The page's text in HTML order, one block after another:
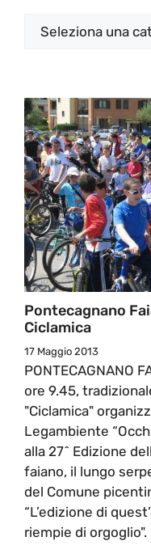
Categorie
Pontecagnano
Ciclamica
17 Maggio 2013
PONTECAGNANO
ore 9.45,
"Ciclamica"
Legambiente
alla 27^ Edizione
faiano, il lungo
del Comune
“L’edizione di
riempie di orgoglio".